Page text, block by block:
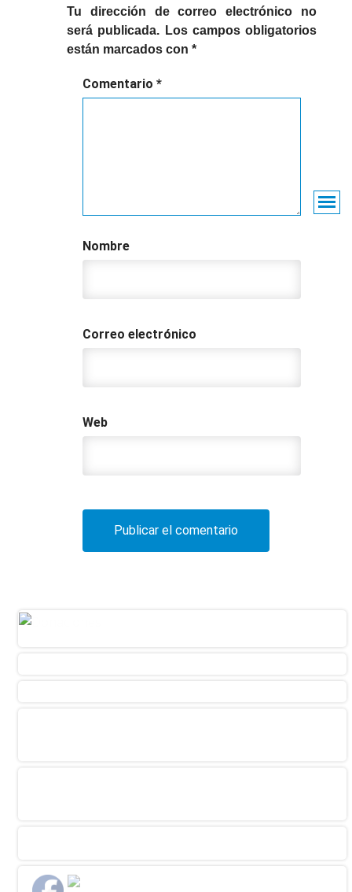
Tu dirección de correo electrónico no
será publicada. Los campos obligatorios
están marcados con *
Comentario *
Nombre
Correo electrónico
Web